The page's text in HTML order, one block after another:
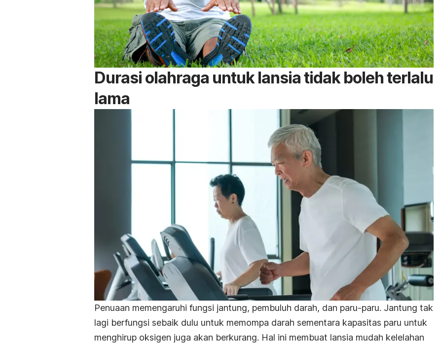
Durasi olahraga untuk lansia tidak boleh terlalu
lama
Penuaan memengaruhi fungsi jantung, pembuluh darah, dan paru-paru. Jantung tak
lagi berfungsi sebaik dulu untuk memompa darah sementara kapasitas paru untuk
menghirup oksigen juga akan berkurang. Hal ini membuat lansia mudah kelelahan